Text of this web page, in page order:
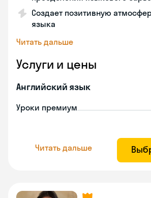
Создает позитивную
языка
Читать дальше
Услуги и цены
Английский язык
Уроки премиум
Читать дальше